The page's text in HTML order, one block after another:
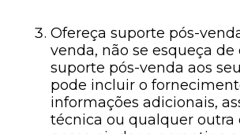
Ofereça suporte pós-
venda, não se esqueça de
suporte pós-venda aos
pode incluir o
informações adicionais,
técnica ou qualquer outra